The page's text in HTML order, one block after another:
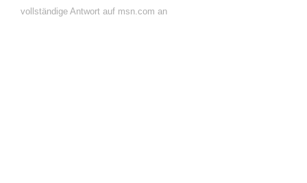
vollständige Antwort auf msn.com an